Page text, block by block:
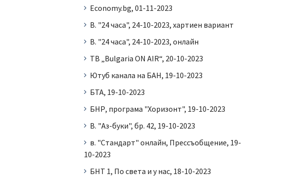
Economy.bg, 01-11-2023
В. "24 часа", 24-10-2023, хартиен вариант
В. "24 часа", 24-10-2023, онлайн
ТВ „Bulgaria ON AIR“, 20-10-2023
Ютуб канала на БАН, 19-10-2023
БТА, 19-10-2023
БНР, програма "Хоризонт", 19-10-2023
В. "Аз-буки", бр. 42, 19-10-2023
в. "Стандарт" онлайн, Прессъобщение, 19-
10-2023
БНТ 1, По света и у нас, 18-10-2023